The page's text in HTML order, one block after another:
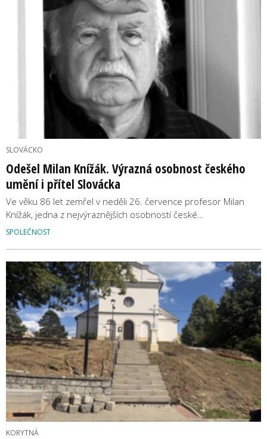
SLOVÁCKO
Odešel Milan Knížák. Výrazná osobnost českého
umění i přítel Slovácka
Ve věku 86 let zemřel v neděli 26. července profesor Milan
Knížák, jedna z nejvýraznějších osobností české…
SPOLEČNOST
KORYTNÁ